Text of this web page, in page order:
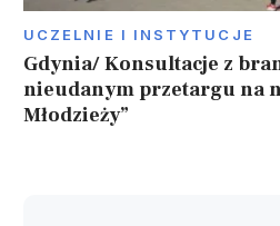
UCZELNIE I INSTYTUCJE
Gdynia/ Konsultacje z
nieudanym przetargu na
Młodzieży”